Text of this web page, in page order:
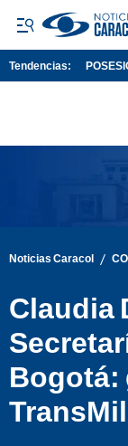
Tendencias:
Noticias Caracol /
Claudia
Bogotá: